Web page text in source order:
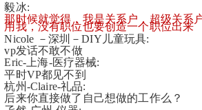
毅冰:
那时候就觉得，我是关系户，超级关系
用我，没有职位也要创造一个职位出来
Nicole －深圳－DIY儿童玩具:
vp发话不敢不做
Eric-上海-医疗器械:
平时VP都见不到
杭州-Claire-礼品:
后来你直接做了自己想做的工作么？